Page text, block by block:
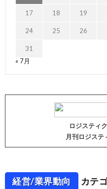
17 18 19
24 25 26
31
« 7月
ロジスティ
月刊ロジステ
経営/業界動向 カテ